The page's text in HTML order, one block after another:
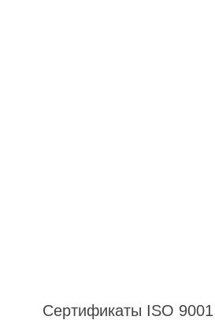
Сертификаты ISO 9001